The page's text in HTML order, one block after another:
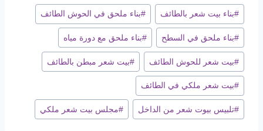
وسوم
المقال:
#بناء بيت شعر بالطائف #بناء ملحق في الحوش الطائف
#بناء ملحق في السطح #بناء ملحق مع دورة مياه
#بيت شعر للحوش الطائف #بيت شعر مبطن بالطائف
#بيت شعر ملكي في الطائف
#تلبيس بيوت شعر من الداخل #مجلس بيت شعر ملكي